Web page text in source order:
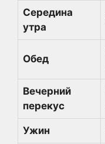
Середина
утра
Обед
Вечерний
перекус
Ужин